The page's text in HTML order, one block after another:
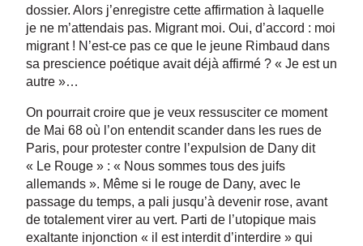
dossier. Alors j’enregistre cette affirmation à laquelle
je ne m’attendais pas. Migrant moi. Oui, d’accord : moi
migrant ! N’est-ce pas ce que le jeune Rimbaud dans
sa prescience poétique avait déjà affirmé ? « Je est un
autre »…
On pourrait croire que je veux ressusciter ce moment
de Mai 68 où l’on entendit scander dans les rues de
Paris, pour protester contre l’expulsion de Dany dit
« Le Rouge » : « Nous sommes tous des juifs
allemands ». Même si le rouge de Dany, avec le
passage du temps, a pali jusqu’à devenir rose, avant
de totalement virer au vert. Parti de l’utopique mais
exaltante injonction « il est interdit d’interdire » qui